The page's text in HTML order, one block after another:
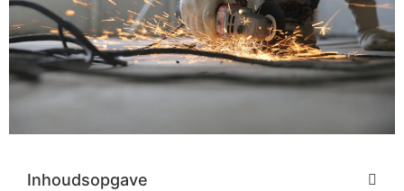
Inhoudsopgave